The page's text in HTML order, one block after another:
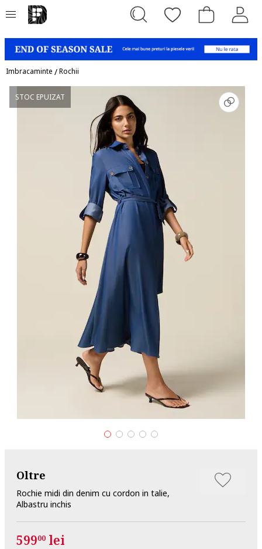
Imbracaminte /Rochii
STOC EPUIZAT
Oltre
Rochie midi din denim cu cordon in talie,
Albastru inchis
59900 lei